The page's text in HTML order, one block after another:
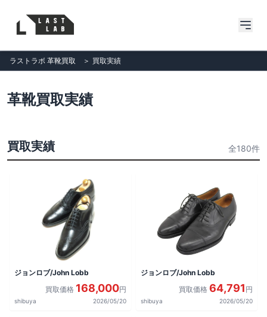
ラストラボ 革靴買取 ＞ 買取実績
革靴買取実績
買取実績 全180件
ジョンロブ/John Lobb
買取価格 168,000円
shibuya 2026/05/20
ジョンロブ/John Lobb
買取価格 64,791 円
shibuya 2026/05/20